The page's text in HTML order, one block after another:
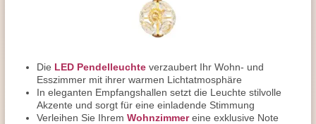
Die LED Pendelleuchte verzaubert Ihr Wohn- und
Esszimmer mit ihrer warmen Lichtatmosphäre
In eleganten Empfangshallen setzt die Leuchte stilvolle
Akzente und sorgt für eine einladende Stimmung
Verleihen Sie Ihrem Wohnzimmereine exklusive Note